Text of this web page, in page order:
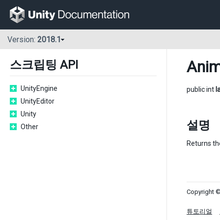
Version: 2018.1
스크립팅 API
UnityEngine
UnityEditor
Unity
Other
public int
설명
Returns
Copyright
튜토리얼